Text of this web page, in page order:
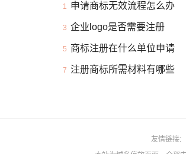
1 申请商标无效流程怎么办
3 企业logo是否需要注册
5 商标注册在什么单位申请
7 注册商标所需材料有哪些
友情链接